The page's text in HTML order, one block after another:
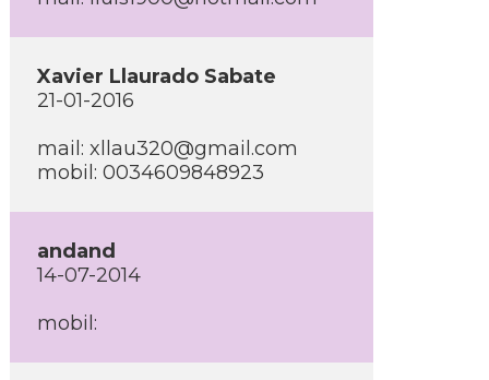
Xavier Llaurado Sabate
21-01-2016
mail: xllau320@gmail.com
mobil: 0034609848923
andand
14-07-2014
mobil: